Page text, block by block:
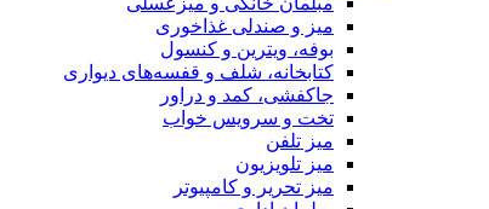
میز و صندلی غذاخوری
بوفه، ویترین و کنسول
کتابخانه، شلف و قفسه‌های دیواری
جاکفشی، کمد و دراور
تخت و سرویس خواب
میز تلفن
میز تلویزیون
میز تحریر و کامپیوتر